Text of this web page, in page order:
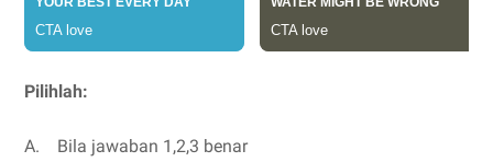
Pilihlah:
A. Bila jawaban 1,2,3 benar